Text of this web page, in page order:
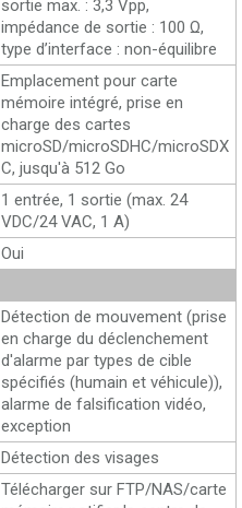
sortie max. : 3,3 Vpp,
impédance de sortie : 100 Ω,
type d’interface : non-équilibre
Emplacement pour carte
mémoire intégré, prise en
charge des cartes
microSD/microSDHC/microSDX
C, jusqu'à 512 Go
1 entrée, 1 sortie (max. 24
VDC/24 VAC, 1 A)
Oui
Détection de mouvement (prise
en charge du déclenchement
d'alarme par types de cible
spécifiés (humain et véhicule)),
alarme de falsification vidéo,
exception
Détection des visages
Télécharger sur FTP/NAS/carte